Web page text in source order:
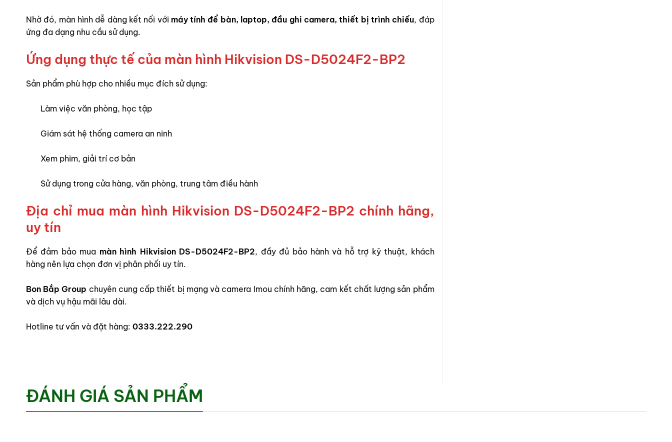
Nhờ đó, màn hình dễ dàng kết nối với máy tính để bàn, laptop, đầu ghi camera, thiết bị trình chiếu, đáp
ứng đa dạng nhu cầu sử dụng.
Ứng dụng thực tế của màn hình Hikvision DS-D5024F2-BP2
Sản phẩm phù hợp cho nhiều mục đích sử dụng:
Làm việc văn phòng, học tập
Giám sát hệ thống camera an ninh
Xem phim, giải trí cơ bản
Sử dụng trong cửa hàng, văn phòng, trung tâm điều hành
Địa chỉ mua màn hình Hikvision DS-D5024F2-BP2 chính hãng,
uy tín
Để đảm bảo mua màn hình Hikvision DS-D5024F2-BP2, đầy đủ bảo hành và hỗ trợ kỹ thuật, khách
hàng nên lựa chọn đơn vị phân phối uy tín.
Bon Bắp Group chuyên cung cấp thiết bị mạng và camera Imou chính hãng, cam kết chất lượng sản phẩm
và dịch vụ hậu mãi lâu dài.
Hotline tư vấn và đặt hàng: 0333.222.290
ĐÁNH GIÁ SẢN PHẨM